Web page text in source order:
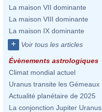
La maison VII dominante
La maison VIII dominante
La maison IX dominante
+ Voir tous les articles
Évènements astrologiques
Climat mondial actuel
Uranus transite les Gémeaux
Actualité planétaire de 2025
La conjonction Jupiter Uranus